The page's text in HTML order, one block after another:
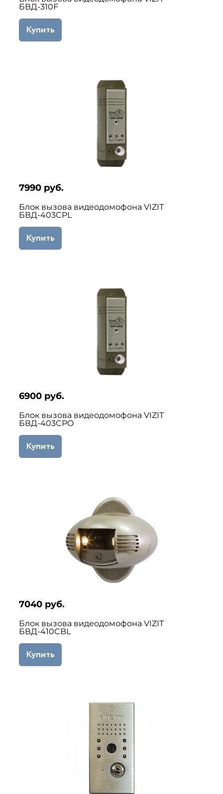
БВД-310F
Купить
7990 руб.
Блок вызова видеодомофона VIZIT
БВД-403CPL
Купить
6900 руб.
Блок вызова видеодомофона VIZIT
БВД-403CPO
Купить
7040 руб.
Блок вызова видеодомофона VIZIT
БВД-410CBL
Купить